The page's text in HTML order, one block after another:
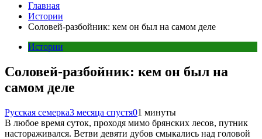
Главная
Истории
Соловей-разбойник: кем он был на самом деле
Истории
Соловей-разбойник: кем он был на
самом деле
Русская семерка3 месяца спустя01 минуты
В любое время суток, проходя мимо брянских лесов, путник
настораживался. Ветви девяти дубов смыкались над головой